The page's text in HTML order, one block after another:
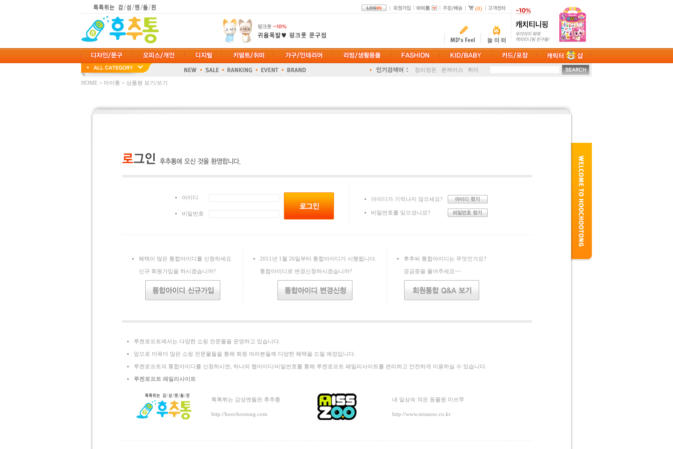
(0)
홈트 겨울패션
손난로
정리정돈
폰케이스
취미
HOME > 마이통 > 상품평 보기/쓰기
아이디
비밀번호
아이디가 기억나지 않으세요?
비밀번호를 잊으셨나요?
혜택이 많은 통합아이디를 신청하세요.
신규 회원가입을 하시겠습니까?
2011년 1월 26일부터 통합아이디가 시행됩니다.
통합아이디로 변경신청하시겠습니까?
후추씨 통합아이디는 무엇인가요?
궁금증을 풀어주세요~~
루켄로프트에서는 다양한 쇼핑 전문몰을 운영하고 있습니다.
앞으로 더욱더 많은 쇼핑 전문몰들을 통해 회원 여러분들께 다양한 혜택을 드릴 예정입니다.
루켄로프트의 통합아이디를 신청하시면, 하나의 웹아이디/비밀번호를 통해 루켄로프트 패밀리사이트를 편리하고 안전하게 이용하실 수 있습니다.
루켄로프트 패밀리사이트
톡톡튀는 감성엔돌핀 후추통
http://hoochootong.com
내 일상속 작은 동물원 미쓰쭈
http://www.misszoo.co.kr